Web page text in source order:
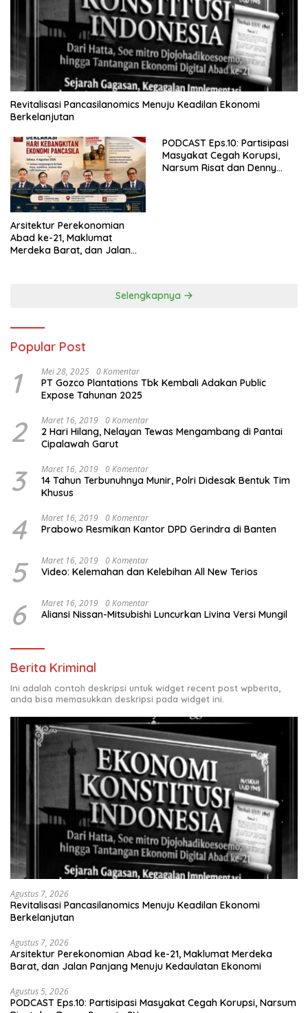
Revitalisasi Pancasilanomics Menuju Keadilan Ekonomi
Berkelanjutan
Arsitektur Perekonomian
Abad ke-21, Maklumat
Merdeka Barat, dan Jalan
PODCAST Eps.10: Partisipasi
Masyakat Cegah Korupsi,
Narsum Risat dan Denny
Selengkapnya
Popular Post
1 Mei 28, 2025 0 Komentar
PT Gozco Plantations Tbk Kembali Adakan Public
Expose Tahunan 2025
2 Maret 16, 2019 0 Komentar
2 Hari Hilang, Nelayan Tewas Mengambang di Pantai
Cipalawah Garut
3 Maret 16, 2019 0 Komentar
14 Tahun Terbunuhnya Munir, Polri Didesak Bentuk Tim
Khusus
4 Maret 16, 2019 0 Komentar
Prabowo Resmikan Kantor DPD Gerindra di Banten
5 Maret 16, 2019 0 Komentar
Video: Kelemahan dan Kelebihan All New Terios
6 Maret 16, 2019 0 Komentar
Aliansi Nissan-Mitsubishi Luncurkan Livina Versi Mungil
Berita Kriminal
Ini adalah contoh deskripsi untuk widget recent post wpberita,
anda bisa memasukkan deskripsi pada widget ini.
Agustus 7, 2026
Revitalisasi Pancasilanomics Menuju Keadilan Ekonomi
Berkelanjutan
Agustus 7, 2026
Arsitektur Perekonomian Abad ke-21, Maklumat Merdeka
Barat, dan Jalan Panjang Menuju Kedaulatan Ekonomi
Agustus 5, 2026
PODCAST Eps.10: Partisipasi Masyakat Cegah Korupsi, Narsum